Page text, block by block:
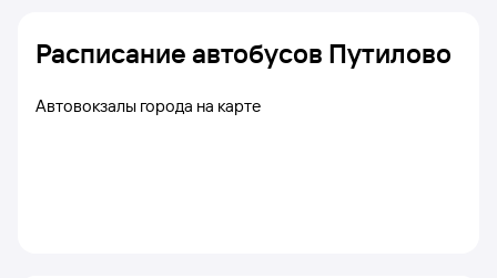
Расписание автобусов Путилово
Автовокзалы города на карте